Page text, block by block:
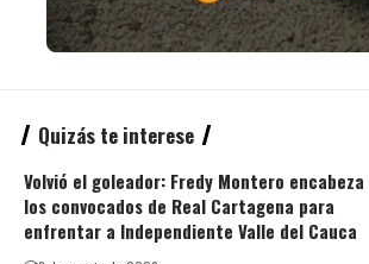
Quizás te interese
Volvió el goleador: Fredy Montero encabeza
los convocados de Real Cartagena para
enfrentar a Independiente Valle del Cauca